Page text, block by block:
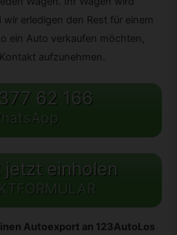
erledigen den Rest für einem
ein Auto verkaufen möchten,
aufzunehmen.
62 166
einholen
Autoexport an 123AutoLos